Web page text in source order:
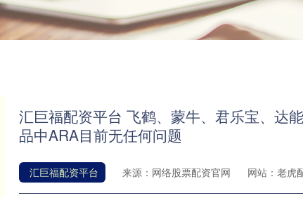
汇巨福配资平台 飞鹤、蒙牛、君乐宝、达
品中ARA目前无任何问题
汇巨福配资平台 来源：网络股票配资官网 网站：老虎